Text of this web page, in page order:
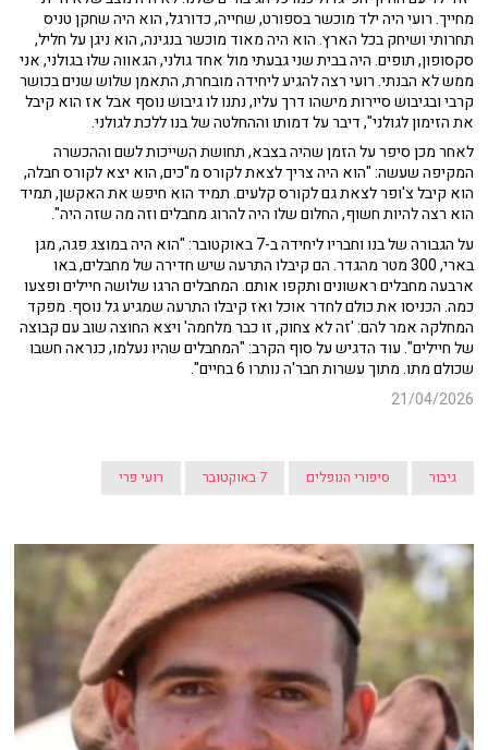
מחייך. רועי היה ילד מוכשר בספורט, שחייה, כדורגל, הוא היה שחקן טניס
תחרותי ושיחק בכל הארץ. הוא היה מאוד מוכשר בנגינה, הוא ניגן על חליל,
סקסופון, תופים. היה בבית שני גבעתי מול אחד גולני, הגאווה שלו בגולני, אני
ממש לא הבנתי. רועי רצה להגיע ליחידה מובחרת, התאמן שלוש שנים בכושר
קרבי ובגיבוש סיירות מישהו דרך עליו, נתנו לו גיבוש נוסף אבל אז הוא קיבל
את הזימון לגולני", דיבר על דמותו וההחלטה של בנו ללכת לגולני.
לאחר מכן סיפר על הזמן שהיה בצבא, תחושת השייכות לשם וההכשרה
המקיפה שעשה: "הוא היה צריך לצאת לקורס מ"כים, הוא יצא לקורס חבלה,
הוא קיבל צ'ופר לצאת גם לקורס קלעים. תמיד הוא חיפש את האקשן, תמיד
הוא רצה להיות חשוף, החלום שלו היה להרוג מחבלים וזה מה שזה היה".
על הגבורה של בנו וחבריו ליחידה ב-7 באוקטובר: "הוא היה במוצג פגה, מגן
בארי, 300 מטר מהגדר. הם קיבלו התרעה שיש חדירה של מחבלים, באו
ארבעה מחבלים ראשונים ותקפו אותם. המחבלים הרגו שלושה חיילים ופצעו
כמה. הכניסו את כולם לחדר אוכל ואז קיבלו התרעה שמגיע גל נוסף. מפקד
המחלקה אמר להם: 'זה לא צחוק, זו כבר מלחמה' ויצא החוצה שוב עם קבוצה
של חיילים". עוד הדגיש על סוף הקרב: "המחבלים שהיו נעלמו, כנראה חשבו
שכולם מתו. מתוך עשרות חבר'ה נותרו 6 בחיים".
21/04/2026
גיבור סיפורי הנופלים 7 באוקטובר רועי פרי